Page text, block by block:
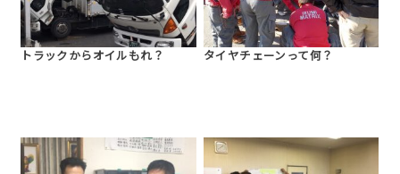
トラックからオイルもれ？ タイヤチェーンって何？